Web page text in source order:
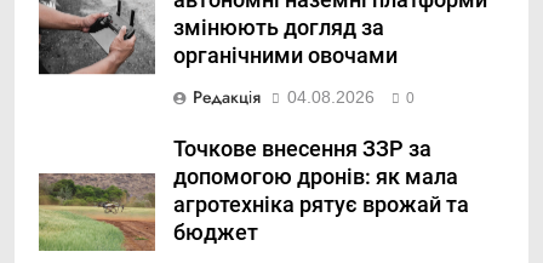
змінюють догляд за
органічними овочами
Редакція 04.08.2026 0
Точкове внесення ЗЗР за
допомогою дронів: як мала
агротехніка рятує врожай та
бюджет